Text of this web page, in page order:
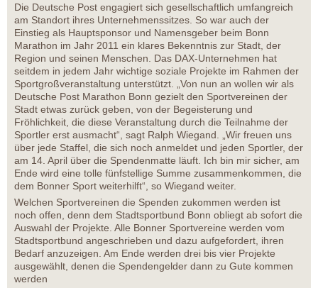
Die Deutsche Post engagiert sich gesellschaftlich umfangreich
am Standort ihres Unternehmenssitzes. So war auch der
Einstieg als Hauptsponsor und Namensgeber beim Bonn
Marathon im Jahr 2011 ein klares Bekenntnis zur Stadt, der
Region und seinen Menschen. Das DAX-Unternehmen hat
seitdem in jedem Jahr wichtige soziale Projekte im Rahmen der
Sportgroßveranstaltung unterstützt. „Von nun an wollen wir als
Deutsche Post Marathon Bonn gezielt den Sportvereinen der
Stadt etwas zurück geben, von der Begeisterung und
Fröhlichkeit, die diese Veranstaltung durch die Teilnahme der
Sportler erst ausmacht“, sagt Ralph Wiegand. „Wir freuen uns
über jede Staffel, die sich noch anmeldet und jeden Sportler, der
am 14. April über die Spendenmatte läuft. Ich bin mir sicher, am
Ende wird eine tolle fünfstellige Summe zusammenkommen, die
dem Bonner Sport weiterhilft“, so Wiegand weiter.
Welchen Sportvereinen die Spenden zukommen werden ist
noch offen, denn dem Stadtsportbund Bonn obliegt ab sofort die
Auswahl der Projekte. Alle Bonner Sportvereine werden vom
Stadtsportbund angeschrieben und dazu aufgefordert, ihren
Bedarf anzuzeigen. Am Ende werden drei bis vier Projekte
ausgewählt, denen die Spendengelder dann zu Gute kommen
werden